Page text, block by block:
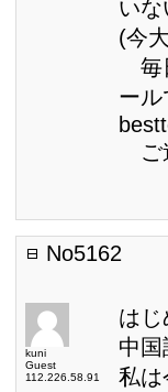
い
(今
毎
ー
ご
No5162
kuni
Guest
112.226.58.91
はじ
中国
私は